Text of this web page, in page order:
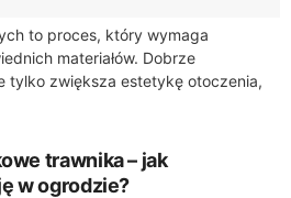
to proces, który wymaga
materiałów. Dobrze
tylko zwiększa estetykę otoczenia,
trawnika – jak
w ogrodzie?